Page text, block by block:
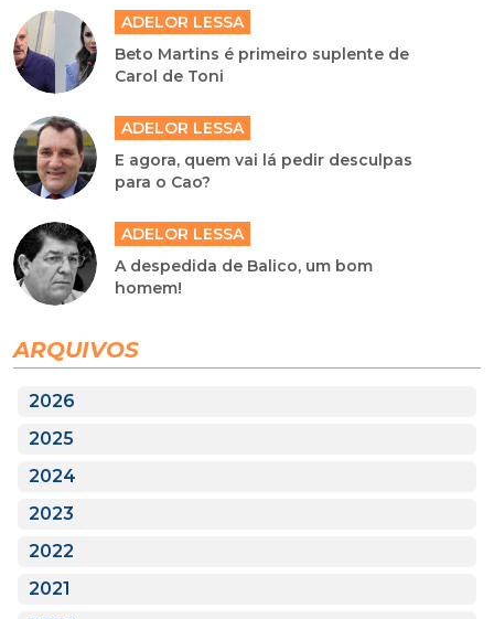
ADELOR LESSA
Beto Martins é primeiro suplente de
Carol de Toni
ADELOR LESSA
E agora, quem vai lá pedir desculpas
para o Cao?
ADELOR LESSA
A despedida de Balico, um bom
homem!
ARQUIVOS
2026
2025
2024
2023
2022
2021